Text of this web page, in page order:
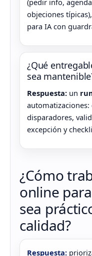
(pedir info,
objeciones
para IA con
¿Qué
sea
Respuesta: un
automatizaciones:
disparadores,
excepción y
¿Cómo
online
sea
calidad?
Respuesta: